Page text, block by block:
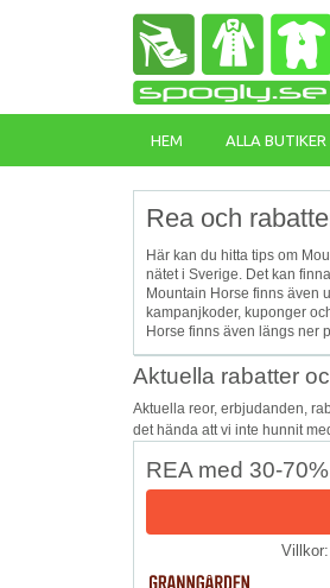
HEM ALLA BUTIKER
Rea och
Här kan du hitta tips om
nätet i Sverige. Det kan
Mountain Horse finns även
kampanjkoder, kuponger
Horse finns även längs ner
Aktuella rabatter
Aktuella reor, erbjudanden,
det hända att vi inte hunnit
REA med 30-